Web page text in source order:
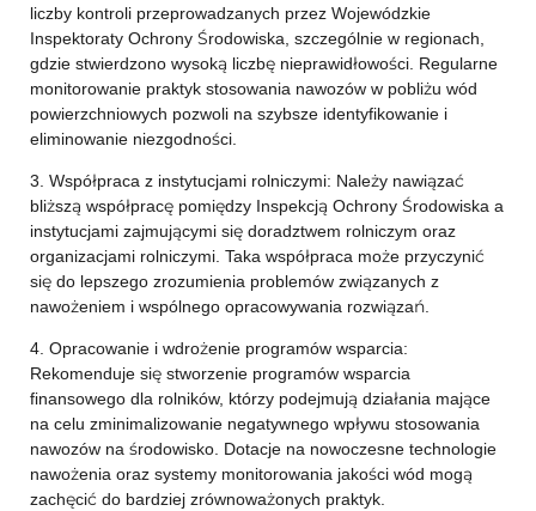
liczby kontroli przeprowadzanych przez Wojewódzkie
Inspektoraty Ochrony Środowiska, szczególnie w regionach,
gdzie stwierdzono wysoką liczbę nieprawidłowości. Regularne
monitorowanie praktyk stosowania nawozów w pobliżu wód
powierzchniowych pozwoli na szybsze identyfikowanie i
eliminowanie niezgodności.
3. Współpraca z instytucjami rolniczymi: Należy nawiązać
bliższą współpracę pomiędzy Inspekcją Ochrony Środowiska a
instytucjami zajmującymi się doradztwem rolniczym oraz
organizacjami rolniczymi. Taka współpraca może przyczynić
się do lepszego zrozumienia problemów związanych z
nawożeniem i wspólnego opracowywania rozwiązań.
4. Opracowanie i wdrożenie programów wsparcia:
Rekomenduje się stworzenie programów wsparcia
finansowego dla rolników, którzy podejmują działania mające
na celu zminimalizowanie negatywnego wpływu stosowania
nawozów na środowisko. Dotacje na nowoczesne technologie
nawożenia oraz systemy monitorowania jakości wód mogą
zachęcić do bardziej zrównoważonych praktyk.